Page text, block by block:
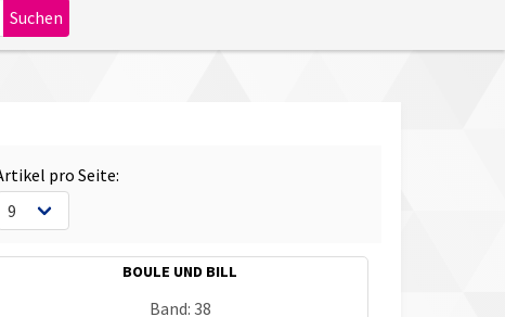
pro Seite:
BOULE UND BILL
Band: 38